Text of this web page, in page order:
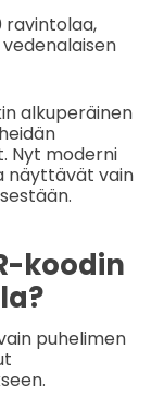
ravintolaa,
alkuperäinen
Nyt moderni
näyttävät vain
koodin
puhelimen